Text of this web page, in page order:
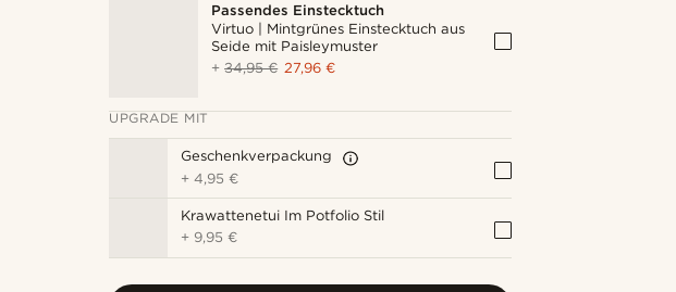
Passendes Einstecktuch
Virtuo | Mintgrünes Einstecktuch aus
Seide mit Paisleymuster
+34,95 € 27,96 €
UPGRADE MIT
Geschenkverpackung
+4,95 €
Krawattenetui Im Potfolio Stil
+ 9,95 €